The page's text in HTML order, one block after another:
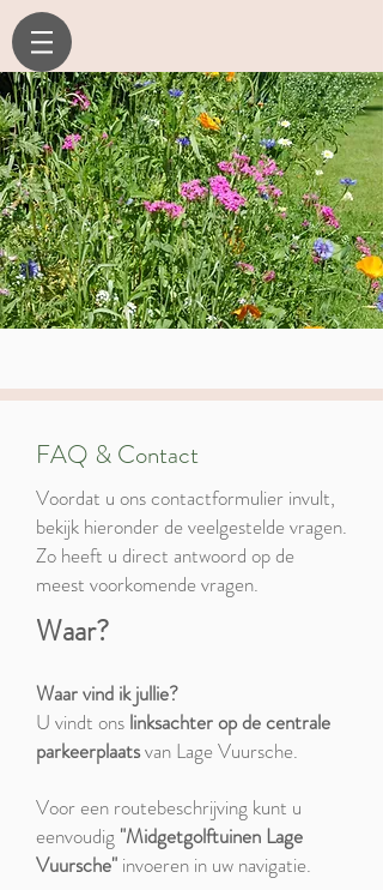
FAQ & Contact
Voordat u ons contactformulier invult,
bekijk hieronder de veelgestelde vragen.
Zo heeft u direct antwoord op de
meest voorkomende vragen.
​Waar?
Waar vind ik jullie?
U vindt ons linksachter op de centrale
parkeerplaatsvan Lage Vuursche.
Voor een routebeschrijving kunt u
eenvoudig "Midgetgolftuinen Lage
Vuursche" invoeren in uw navigatie.